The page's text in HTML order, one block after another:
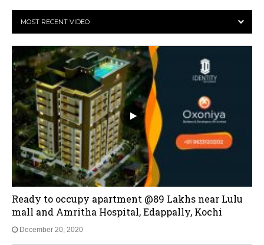
MOST RECENT VIDEO
Ready to occupy apartment @89 Lakhs near Lulu
mall and Amritha Hospital, Edappally, Kochi
December 20, 2020